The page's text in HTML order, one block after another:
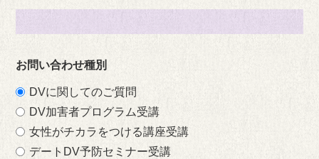
お問い合わせ種別
DVに関してのご質問
DV加害者プログラム受講
女性がチカラをつける講座受講
デートDV予防セミナー受講